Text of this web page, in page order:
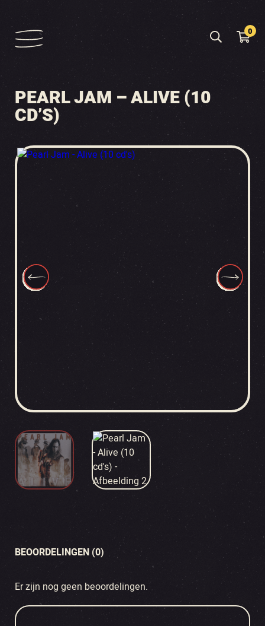
0
PEARL JAM – ALIVE (10
CD’S)
BEOORDELINGEN (0)
Er zijn nog geen beoordelingen.